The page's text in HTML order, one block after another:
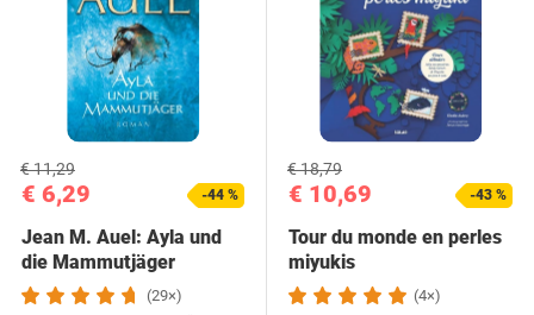
€ 6,29
€ 11,29
-44 %
Jean M. Auel: Ayla und
die Mammutjäger
(29×)
€ 10,69
€ 18,79
-43 %
Tour du monde en perles
miyukis
(4×)